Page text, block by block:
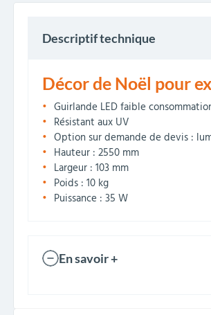
Descriptif technique
Décor de Noël pour
Guirlande LED faible
Résistant aux UV
Option sur demande de devis :
Hauteur : 2550 mm
Largeur : 103 mm
Poids : 10 kg
Puissance : 35 W
En savoir +